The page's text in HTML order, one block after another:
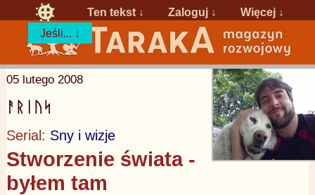
Ten tekst ↓ Zaloguj ↓
Więcej ↓
Jeśli... ↓
05 lutego 2008
ᚨᚱᛁᚢᛋ
Serial: Sny i wizje
Stworzenie świata -
byłem tam